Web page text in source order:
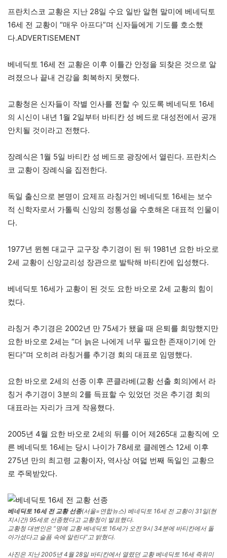
프란치스코 교황은 지난 28일 수요 일반 알현 말미에 베네딕토
16세 전 교황이 “매우 아프다”며 신자들에게 기도를 호소했
다.ADVERTISEMENT
베네딕토 16세 전 교황은 이후 이틀간 안정을 되찾은 것으로 알
려졌으나 끝내 건강을 회복하지 못했다.
교황청은 신자들이 작별 인사를 전할 수 있도록 베네딕토 16세
의 시신이 내년 1월 2일부터 바티칸 성 베드로 대성전에서 공개
안치될 것이라고 전했다.
장례식은 1월 5일 바티칸 성 베드로 광장에서 열린다. 프란치스
코 교황이 장례식을 집전한다.
독일 출신으로 본명이 요제프 라칭거인 베네딕토 16세는 보수
적 신학자로서 가톨릭 신앙의 정통성을 수호해온 대표적 인물이
다.
1977년 뮌헨 대교구 교구장 추기경이 된 뒤 1981년 요한 바오로
2세 교황이 신앙교리성 장관으로 발탁해 바티칸에 입성했다.
베네딕토 16세가 교황이 된 것도 요한 바오로 2세 교황의 힘이
컸다.
라칭거 추기경은 2002년 만 75세가 됐을 때 은퇴를 희망했지만
요한 바오로 2세는 “더 늙은 나에게 너무 필요한 존재이기에 안
된다”며 오히려 라칭거를 추기경 회의 대표로 임명했다.
요한 바오로 2세의 선종 이후 콘클라베(교황 선출 회의)에서 라
칭거 추기경이 3분의 2를 득표할 수 있었던 것은 추기경 회의
대표라는 자리가 크게 작용했다.
2005년 4월 요한 바오로 2세의 뒤를 이어 제265대 교황직에 오
른 베네딕토 16세는 당시 나이가 78세로 클레멘스 12세 이후
275년 만의 최고령 교황이자, 역사상 여덟 번째 독일인 교황으
로 주목받았다.
베네딕토 16세 전 교황 선종(서울=연합뉴스) 베네딕토 16세 전 교황이 31일(현
지시간) 95세로 선종했다고 교황청이 발표했다.
교황청 대변인은 “명예 교황 베네딕토 16세가 오전 9시 34분에 바티칸에서 돌
아가셨다고 슬픔 속에 알린다”고 밝혔다.
사진은 지난 2005년 4월 28일 바티칸에서 열렸던 교황 베네딕토 16세 즉위미